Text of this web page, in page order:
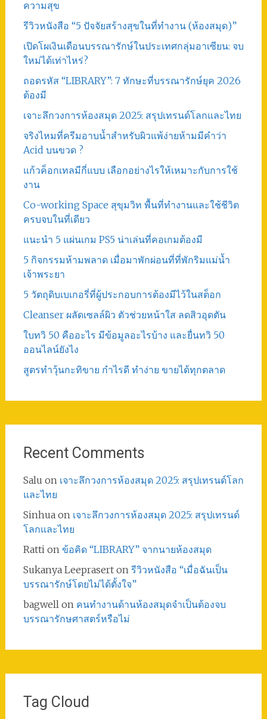
ความสุข
รีวิวหนังสือ “5 ปัจจัยสร้างสุขในที่ทำงาน (ห้องสมุด)”
เปิดโผเงินเดือนบรรณารักษ์ในประเทศกลุ่มอาเซียน: จบ
ใหม่ได้เท่าไหร่?
ถอดรหัส “LIBRARY”: 7 ทักษะที่บรรณารักษ์ยุค 2026
ต้องมี
เจาะลึกวงการห้องสมุด 2025: สรุปเทรนด์โลกและไทย
จริงไหมที่ครีมอาบน้ำสำหรับผิวแพ้ง่ายห้ามมีคำว่า
Acid บนขวด ?
แก้วค็อกเทลมีกี่แบบ เลือกอย่างไรให้เหมาะกับการใช้
งาน
Co-working Space สุขุมวิท พื้นที่ทำงานและใช้ชีวิต
ครบจบในที่เดียว
แนะนำ 5 แผ่นเกม PS5 น่าเล่นที่คอเกมต้องมี
5 กิจกรรมห้ามพลาด เมื่อมาพักผ่อนที่ที่พักริมแม่น้ำ
เจ้าพระยา
5 วัตถุดิบเบเกอรี่ที่ผู้ประกอบการต้องมีไว้ในสต็อก
Cleanser ผลัดเซลล์ผิว ตัวช่วยหน้าใส ลดสิวอุดตัน
ใบทวิ 50 คืออะไร มีข้อมูลอะไรบ้าง และยื่นทวิ 50
ออนไลน์ยังไง
สูตรทําวุ้นกะทิขาย กำไรดี ทำง่าย ขายได้ทุกตลาด
Recent Comments
Salu on เจาะลึกวงการห้องสมุด 2025: สรุปเทรนด์โลก
และไทย
Sinhuaon เจาะลึกวงการห้องสมุด 2025: สรุปเทรนด์
โลกและไทย
Ratti on ข้อคิด “LIBRARY” จากนายห้องสมุด
Sukanya Leepraserton รีวิวหนังสือ “เมื่อฉันเป็น
บรรณารักษ์โดยไม่ได้ตั้งใจ”
bagwell on คนทำงานด้านห้องสมุดจำเป็นต้องจบ
บรรณารักษศาสตร์หรือไม่
Tag Cloud